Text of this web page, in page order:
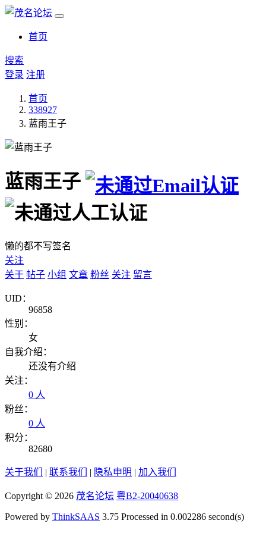
首页
搜索
登录 注册
首页
338927
蓝雨王子
蓝雨王子
懒的都不写签名
关注
关于 帖子 小组 文章 粉丝 关注 留言
UID：
96858
性别：
女
自我介绍：
还没有介绍
关注：
0 人
粉丝：
0 人
积分：
82680
关于我们 | 联系我们 | 隐私申明 | 加入我们
Copyright © 2026 茂名论坛 粤B2-20040638
Powered by ThinkSAAS 3.75 Processed in 0.002286 second(s)